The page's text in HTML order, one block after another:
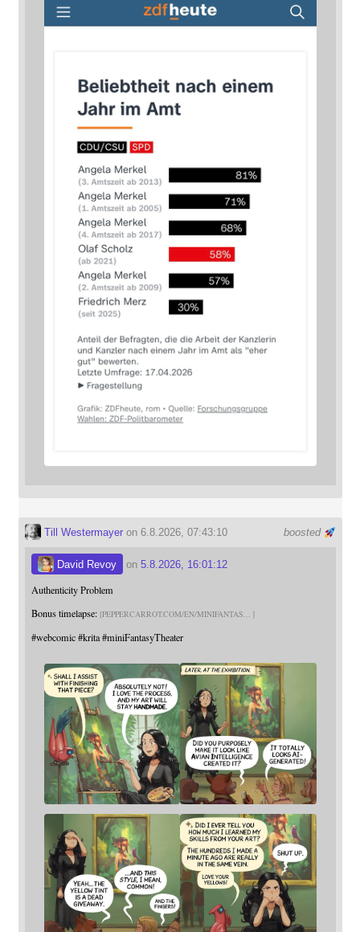
boosted
Till Westermayeron 6.8.2026, 07:43:10
David Revoy on 5.8.2026, 16:01:12
Authenticity Problem
Bonus timelapse: PEPPERCARROT.COM/EN/MINIFANTAS
#webcomic #krita #miniFantasyTheater